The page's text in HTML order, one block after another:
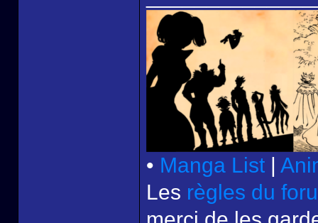
• Manga List |
Les règles du